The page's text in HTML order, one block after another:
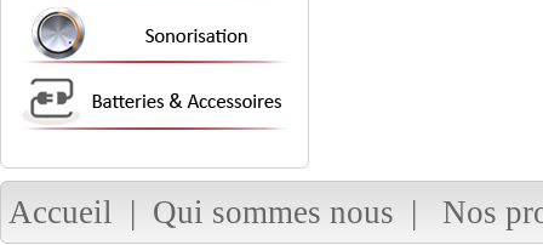
Accueil | Qui sommes nous | Nos